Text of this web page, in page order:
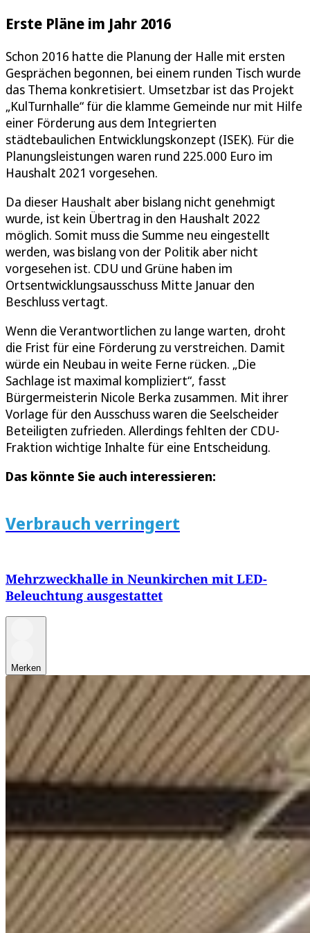
Erste Pläne im Jahr 2016
Schon 2016 hatte die Planung der Halle mit ersten
Gesprächen begonnen, bei einem runden Tisch wurde
das Thema konkretisiert. Umsetzbar ist das Projekt
„KulTurnhalle“ für die klamme Gemeinde nur mit Hilfe
einer Förderung aus dem Integrierten
städtebaulichen Entwicklungskonzept (ISEK). Für die
Planungsleistungen waren rund 225.000 Euro im
Haushalt 2021 vorgesehen.
Da dieser Haushalt aber bislang nicht genehmigt
wurde, ist kein Übertrag in den Haushalt 2022
möglich. Somit muss die Summe neu eingestellt
werden, was bislang von der Politik aber nicht
vorgesehen ist. CDU und Grüne haben im
Ortsentwicklungsausschuss Mitte Januar den
Beschluss vertagt.
Wenn die Verantwortlichen zu lange warten, droht
die Frist für eine Förderung zu verstreichen. Damit
würde ein Neubau in weite Ferne rücken. „Die
Sachlage ist maximal kompliziert“, fasst
Bürgermeisterin Nicole Berka zusammen. Mit ihrer
Vorlage für den Ausschuss waren die Seelscheider
Beteiligten zufrieden. Allerdings fehlten der CDU-
Fraktion wichtige Inhalte für eine Entscheidung.
Das könnte Sie auch interessieren:
Verbrauch verringert
Mehrzweckhalle in Neunkirchen mit LED-
Beleuchtung ausgestattet
Merken